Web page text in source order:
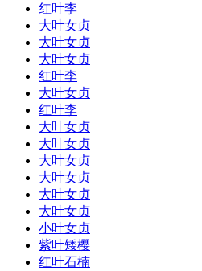
红叶李
大叶女贞
大叶女贞
大叶女贞
红叶李
大叶女贞
红叶李
大叶女贞
大叶女贞
大叶女贞
大叶女贞
大叶女贞
大叶女贞
小叶女贞
紫叶矮樱
红叶石楠